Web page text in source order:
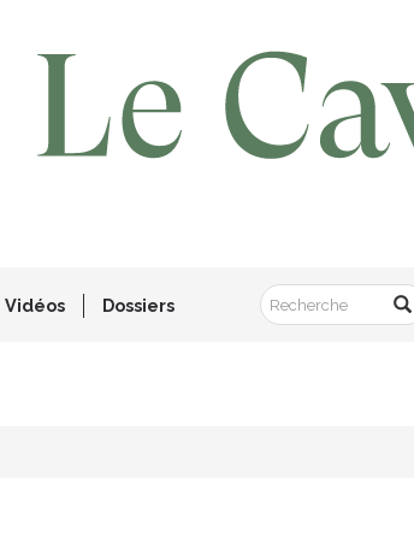
Vidéos Dossiers